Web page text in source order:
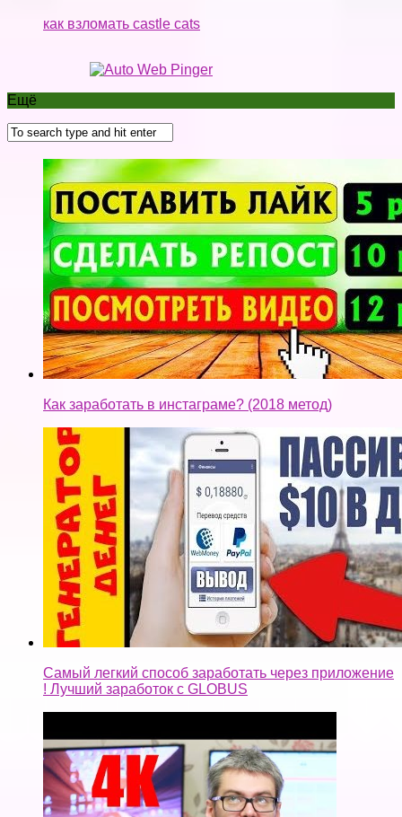
Как заработать в инстаграме? (2018 метод)
Самый легкий способ заработать через приложение
! Лучший заработок с GLOBUS